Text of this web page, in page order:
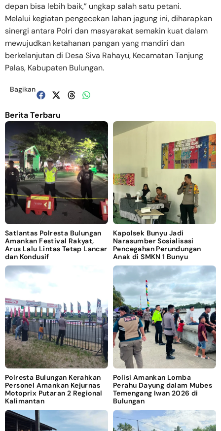
depan bisa lebih baik,” ungkap salah satu petani.
Melalui kegiatan pengecekan lahan jagung ini, diharapkan
sinergi antara Polri dan masyarakat semakin kuat dalam
mewujudkan ketahanan pangan yang mandiri dan
berkelanjutan di Desa Siva Rahayu, Kecamatan Tanjung
Palas, Kabupaten Bulungan.
Bagikan
Berita Terbaru
Satlantas Polresta Bulungan
Amankan Festival Rakyat,
Arus Lalu Lintas Tetap Lancar
dan Kondusif
Kapolsek Bunyu Jadi
Narasumber Sosialisasi
Pencegahan Perundungan
Anak di SMKN 1 Bunyu
Polresta Bulungan Kerahkan
Personel Amankan Kejurnas
Motoprix Putaran 2 Regional
Kalimantan
Polisi Amankan Lomba
Perahu Dayung dalam Mubes
Temengang Iwan 2026 di
Bulungan